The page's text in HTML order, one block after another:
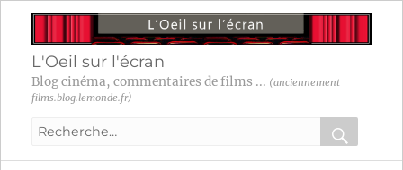
L'Oeil sur l'écran
Blog cinéma, commentaires de films ... (anciennement
films.blog.lemonde.fr)
Recherche
OK